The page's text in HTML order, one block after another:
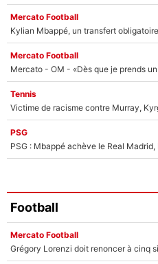
Mercato Football
Kylian Mbappé, un transfert
Mercato Football
Tennis
PSG
PSG : Mbappé achève le Real
Football
Mercato Football